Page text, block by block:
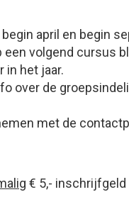
april en begin
volgend cursus
in het jaar.
over de
met de
€ 5,-